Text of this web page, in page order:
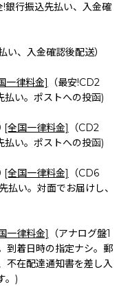
!銀行振込先払い、入金確
、入金確認後配送）
一律料金]
（最安!CD2
い。ポストへの投函)
[全国一律料金]
（CD2
い。ポストへの投函)
[全国一律料金]
（CD6
い。対面でお届けし、
一律料金]
（アナログ盤1
到着日時の指定ナシ。郵
不在配達通知書を差し入
。)